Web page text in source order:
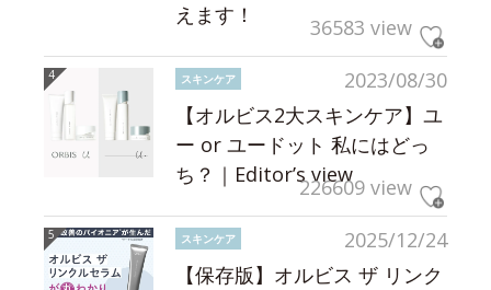
えます！
36583 view
2023/08/30
スキンケア
【オルビス2大スキンケア】ユ
ー or ユードット 私にはどっ
ち？｜Editor’s view226609 view
2025/12/24
スキンケア
【保存版】オルビス ザ リンク